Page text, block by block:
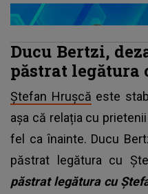
Ducu Bertzi,
păstrat legătura
Ștefan Hrușcă este
așa că relația cu
fel ca înainte. Ducu
păstrat legătura cu
păstrat legătura cu